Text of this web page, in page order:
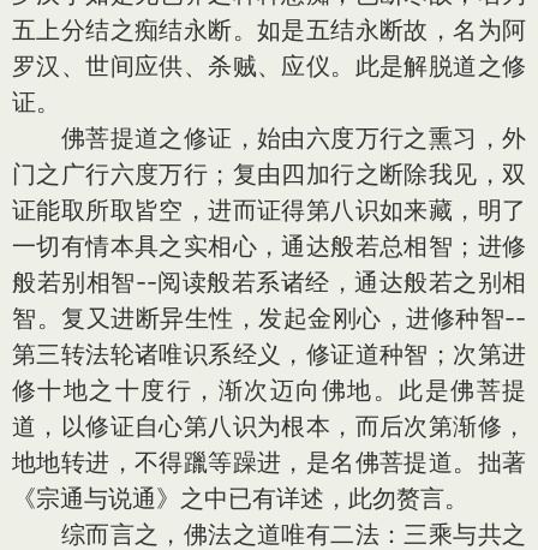
五上分结之痴结永断。如是五结永断故，名为阿
罗汉、世间应供、杀贼、应仪。此是解脱道之修
证。
佛菩提道之修证，始由六度万行之熏习，外
门之广行六度万行；复由四加行之断除我见，双
证能取所取皆空，进而证得第八识如来藏，明了
一切有情本具之实相心，通达般若总相智；进修
般若别相智--阅读般若系诸经，通达般若之别相
智。复又进断异生性，发起金刚心，进修种智--
第三转法轮诸唯识系经义，修证道种智；次第进
修十地之十度行，渐次迈向佛地。此是佛菩提
道，以修证自心第八识为根本，而后次第渐修，
地地转进，不得躐等躁进，是名佛菩提道。拙著
《宗通与说通》之中已有详述，此勿赘言。
综而言之，佛法之道唯有二法：三乘与共之